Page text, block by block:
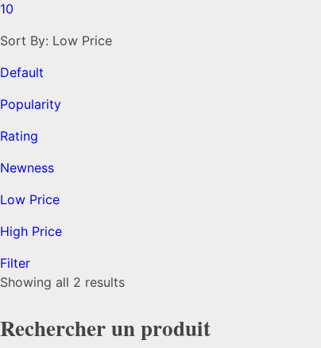
10
Sort By: Low Price
Default
Popularity
Rating
Newness
Low Price
High Price
Filter
Showing all 2 resultsTrié
croissant
Rechercher un produit